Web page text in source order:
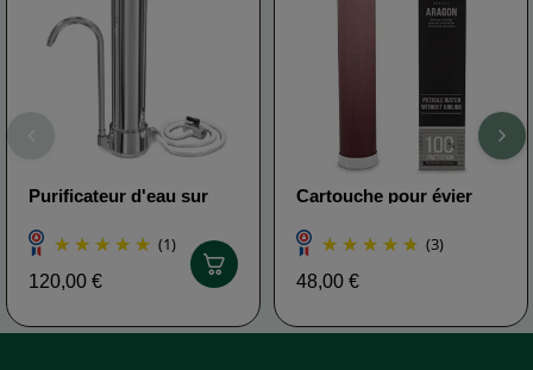
Purificateur d'eau sur
(1)
120,00 €
Cartouche pour évier
(3)
48,00 €